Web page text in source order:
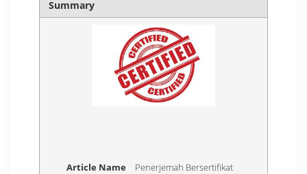
Summary
Article Name
Penerjemah Bersertifikat